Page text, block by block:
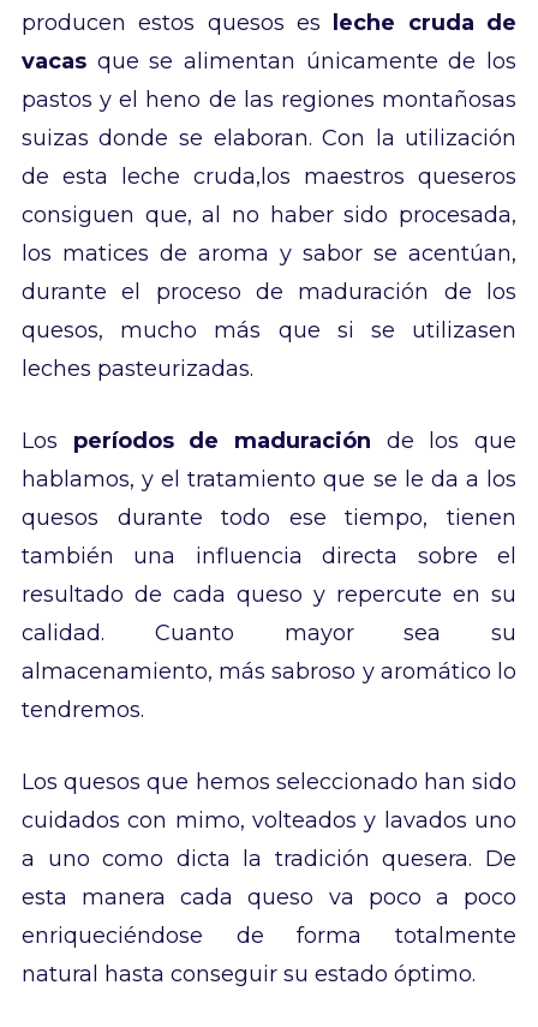
producen estos quesos es leche cruda de
vacasque se alimentan únicamente de los
pastos y el heno de las regiones montañosas
suizas donde se elaboran. Con la utilización
de esta leche cruda,los maestros queseros
consiguen que, al no haber sido procesada,
los matices de aroma y sabor se acentúan,
durante el proceso de maduración de los
quesos, mucho más que si se utilizasen
leches pasteurizadas.
Los períodos de maduración de los que
hablamos, y el tratamiento que se le da a los
quesos durante todo ese tiempo, tienen
también una influencia directa sobre el
resultado de cada queso y repercute en su
calidad. Cuanto mayor sea su
almacenamiento, más sabroso y aromático lo
tendremos.
Los quesos que hemos seleccionado han sido
cuidados con mimo, volteados y lavados uno
a uno como dicta la tradición quesera. De
esta manera cada queso va poco a poco
enriqueciéndose de forma totalmente
natural hasta conseguir su estado óptimo.